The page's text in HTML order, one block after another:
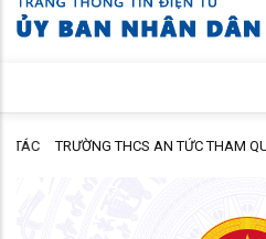
TRƯỜNG THCS AN TỨC THAM